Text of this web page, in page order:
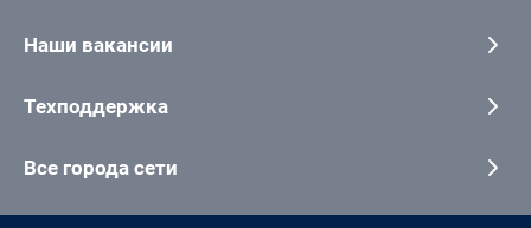
Наши вакансии
Техподдержка
Все города сети